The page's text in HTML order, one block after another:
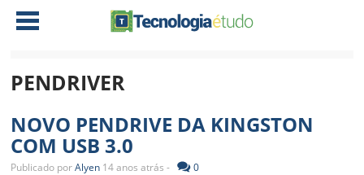
NOTÍCIAS
AMD
INTEL
TABLETS
CELULAR
PENDRIVER
NOVO PENDRIVE DA KINGSTON
COM USB 3.0
Publicado porAlyen 14 anos atrás - 0